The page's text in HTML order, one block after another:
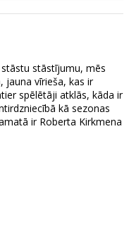
stāstījumu, mēs
jauna vīrieša, kas ir
spēlētāji atklās, kāda ir
kā sezonas
ir Roberta Kirkmena